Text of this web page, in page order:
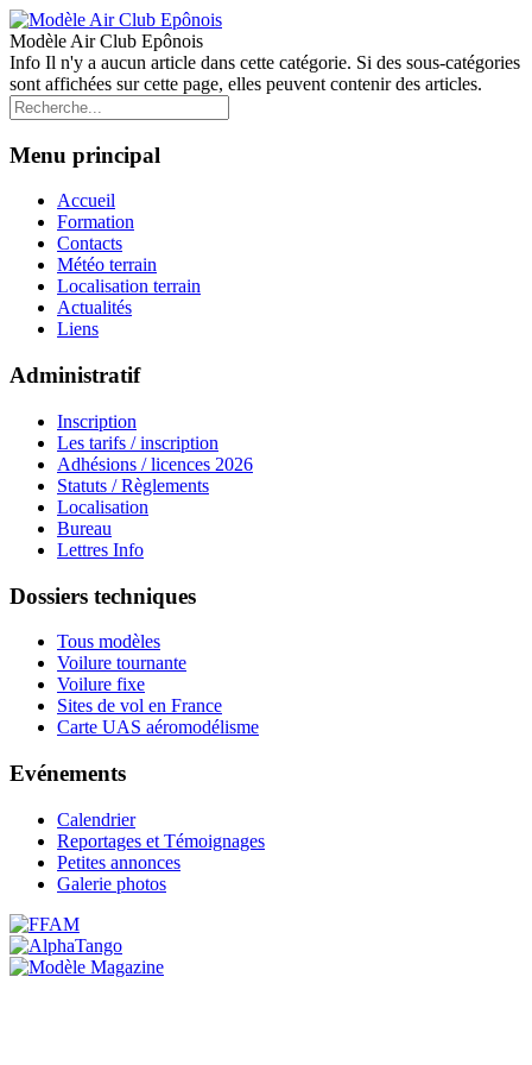
Modèle Air Club Epônois
Info Il n'y a aucun article dans cette catégorie. Si des sous-catégories
sont affichées sur cette page, elles peuvent contenir des articles.
Menu principal
Accueil
Formation
Contacts
Météo terrain
Localisation terrain
Actualités
Liens
Administratif
Inscription
Les tarifs / inscription
Adhésions / licences 2026
Statuts / Règlements
Localisation
Bureau
Lettres Info
Dossiers techniques
Tous modèles
Voilure tournante
Voilure fixe
Sites de vol en France
Carte UAS aéromodélisme
Evénements
Calendrier
Reportages et Témoignages
Petites annonces
Galerie photos